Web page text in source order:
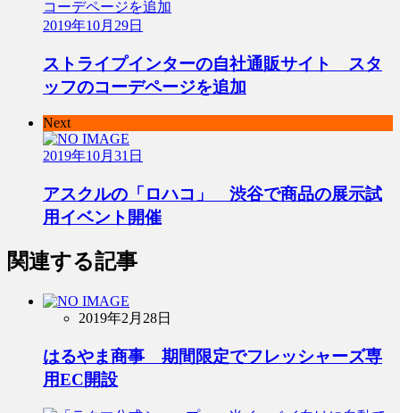
2019年10月29日
ストライプインターの自社通販サイト スタ
ッフのコーデページを追加
Next
2019年10月31日
アスクルの「ロハコ」 渋谷で商品の展示試
用イベント開催
関連する記事
2019年2月28日
はるやま商事 期間限定でフレッシャーズ専
用EC開設